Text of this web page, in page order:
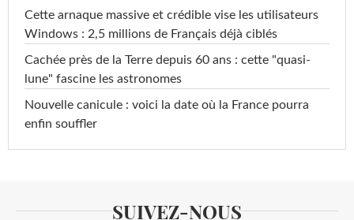
Cette arnaque massive et crédible vise les utilisateurs
Windows : 2,5 millions de Français déjà ciblés
Cachée près de la Terre depuis 60 ans : cette "quasi-
lune" fascine les astronomes
Nouvelle canicule : voici la date où la France pourra
enfin souffler
SUIVEZ-NOUS